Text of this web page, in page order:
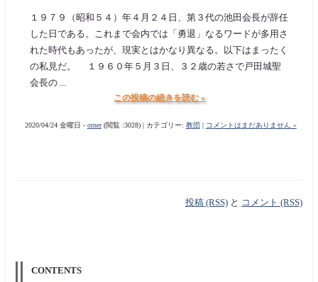
１９７９（昭和５４）年４月２４日、第３代の池田会長が辞任
した日である。これまで会内では「勇退」なるワードが多用さ
れた時代もあったが、現実とはかなり異なる。以下はまったく
の私見だ。 １９６０年５月３日、３２歳の若さで戸田城聖
会長の ...
この投稿の続きを読む »
2020/04/24 金曜日 - orner(閲覧 :3028) | カテゴリー: 教団 コメントはまだありません »
投稿 (RSS)と コメント (RSS)
CONTENTS